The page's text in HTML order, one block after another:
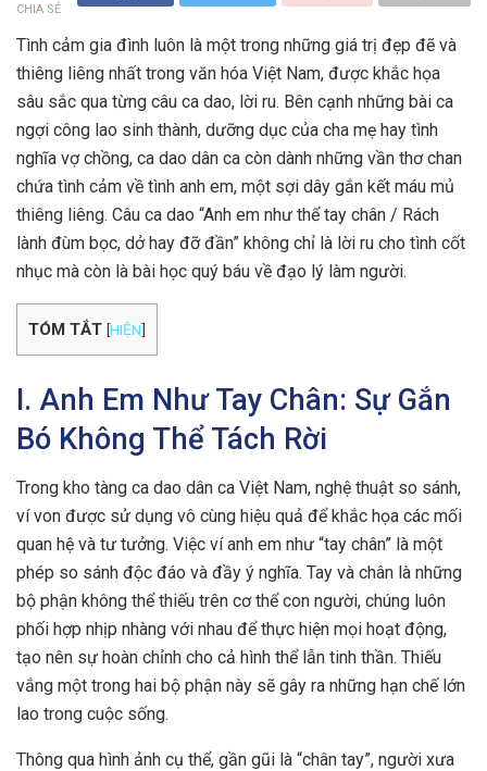
CHIA SẺ
Tình cảm gia đình luôn là một trong những giá trị đẹp đẽ và
thiêng liêng nhất trong văn hóa Việt Nam, được khắc họa
sâu sắc qua từng câu ca dao, lời ru. Bên cạnh những bài ca
ngợi công lao sinh thành, dưỡng dục của cha mẹ hay tình
nghĩa vợ chồng, ca dao dân ca còn dành những vần thơ chan
chứa tình cảm về tình anh em, một sợi dây gắn kết máu mủ
thiêng liêng. Câu ca dao “Anh em như thể tay chân / Rách
lành đùm bọc, dở hay đỡ đần” không chỉ là lời ru cho tình cốt
nhục mà còn là bài học quý báu về đạo lý làm người.
TÓM TẮT [HIỆN]
I. Anh Em Như Tay Chân: Sự Gắn
Bó Không Thể Tách Rời
Trong kho tàng ca dao dân ca Việt Nam, nghệ thuật so sánh,
ví von được sử dụng vô cùng hiệu quả để khắc họa các mối
quan hệ và tư tưởng. Việc ví anh em như “tay chân” là một
phép so sánh độc đáo và đầy ý nghĩa. Tay và chân là những
bộ phận không thể thiếu trên cơ thể con người, chúng luôn
phối hợp nhịp nhàng với nhau để thực hiện mọi hoạt động,
tạo nên sự hoàn chỉnh cho cả hình thể lẫn tinh thần. Thiếu
vắng một trong hai bộ phận này sẽ gây ra những hạn chế lớn
lao trong cuộc sống.
Thông qua hình ảnh cụ thể, gần gũi là “chân tay”, người xưa